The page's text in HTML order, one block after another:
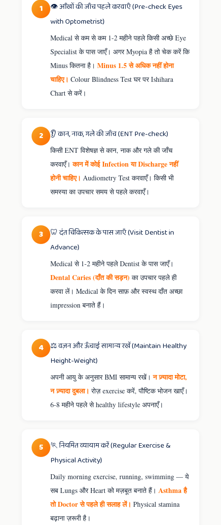
1
👁️ आँखों की जाँच पहले करवाएँ (Pre-check Eyes
with Optometrist)
Medical से कम से कम 1-2 महीने पहले किसी अच्छे Eye
Specialist के पास जाएँ। अगर Myopia है तो चेक करें कि
Minus कितना है। Minus 1.5 से अधिक नहीं होना
चाहिए। Colour Blindness Test घर पर Ishihara
Chart से करें।
2 👂 कान, नाक, गले की जाँच (ENT Pre-check)
किसी ENT विशेषज्ञ से कान, नाक और गले की जाँच
करवाएँ।कान में कोई Infection या Discharge नहीं
होनी चाहिए। Audiometry Test करवाएँ। किसी भी
समस्या का उपचार समय से पहले करवाएँ।
3
🦷 दंत चिकित्सक के पास जाएँ (Visit Dentist in
Advance)
Medical से 1-2 महीने पहले Dentist के पास जाएँ।
Dental Caries (दाँत की सड़न) का उपचार पहले ही
करवा लें। Medical के दिन साफ़ और स्वस्थ दाँत अच्छा
impression बनाते हैं।
4
⚖️ वज़न और ऊँचाई सामान्य रखें (Maintain Healthy
Height-Weight)
अपनी आयु के अनुसार BMI सामान्य रखें।न ज़्यादा मोटा,
न ज़्यादा दुबला। रोज़ exercise करें, पौष्टिक भोजन खाएँ।
6-8 महीने पहले से healthy lifestyle अपनाएँ।
5
🏃 नियमित व्यायाम करें (Regular Exercise &
Physical Activity)
Daily morning exercise, running, swimming — ये
सब Lungs और Heart को मज़बूत बनाते हैं। Asthma है
तो Doctor से पहले ही सलाह लें। Physical stamina
बढ़ाना ज़रूरी है।